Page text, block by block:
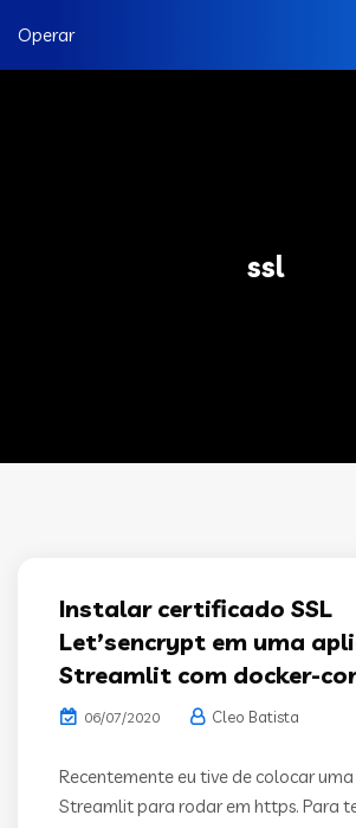
Operar
ssl
Instalar certificado SSL
Let’sencrypt em uma
Streamlit com docker-
06/07/2020 Cleo Batista
Recentemente eu tive de colocar
Streamlit para rodar em https. Para